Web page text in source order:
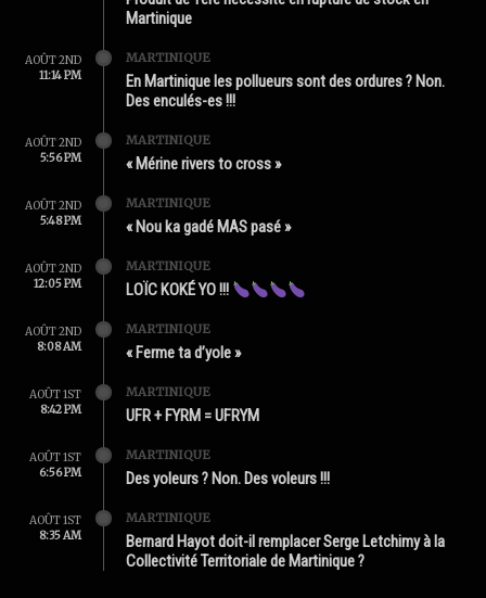
Martinique
AOÛT 2ND
11:14 PM
MARTINIQUE
En Martinique les pollueurs sont des ordures ? Non.
Des enculés-es !!!
AOÛT 2ND
5:56 PM
MARTINIQUE
« Mérine rivers to cross »
AOÛT 2ND
5:48 PM
MARTINIQUE
« Nou ka gadé MAS pasé »
AOÛT 2ND
12:05 PM
MARTINIQUE
LOÏC KOKÉ YO !!!
AOÛT 2ND
8:08 AM
MARTINIQUE
« Ferme ta d’yole »
AOÛT 1ST
8:42 PM
MARTINIQUE
UFR + FYRM = UFRYM
AOÛT 1ST
6:56 PM
MARTINIQUE
Des yoleurs ? Non. Des voleurs !!!
AOÛT 1ST
8:35 AM
MARTINIQUE
Bernard Hayot doit-il remplacer Serge Letchimy à la
Collectivité Territoriale de Martinique ?